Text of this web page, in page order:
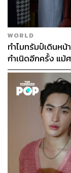
WORLD
ทำไมทรัมป์เดินห
กำเนิดอีกครั้ง แ